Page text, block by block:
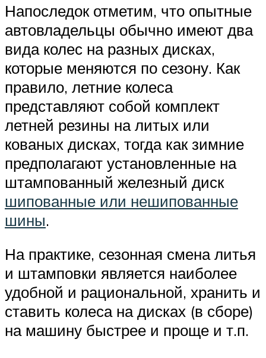
Напоследок отметим, что опытные
автовладельцы обычно имеют два
вида колес на разных дисках,
которые меняются по сезону. Как
правило, летние колеса
представляют собой комплект
летней резины на литых или
кованых дисках, тогда как зимние
предполагают установленные на
штампованный железный диск
шипованные или нешипованные
шины.
На практике, сезонная смена литья
и штамповки является наиболее
удобной и рациональной, хранить и
ставить колеса на дисках (в сборе)
на машину быстрее и проще и т.п.